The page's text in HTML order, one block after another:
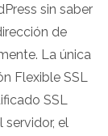
sin saber
de
La única
Flexible SSL
SSL
el